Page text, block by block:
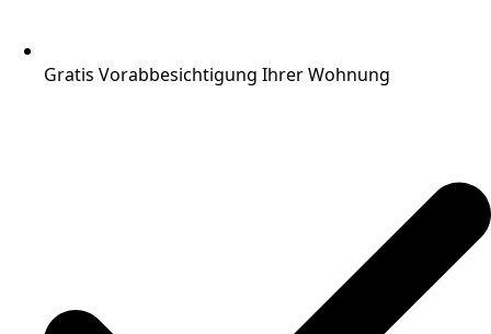
Gratis Vorabbesichtigung Ihrer Wohnung